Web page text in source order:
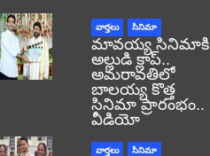
వార్తలు సినిమా
మావయ్య సినిమాకి
అల్లుడి క్లాప్..
అమరావతిలో
బాలయ్య కొత్త
సినిమా ప్రారంభం..
వీడియో
వార్తలు సినిమా